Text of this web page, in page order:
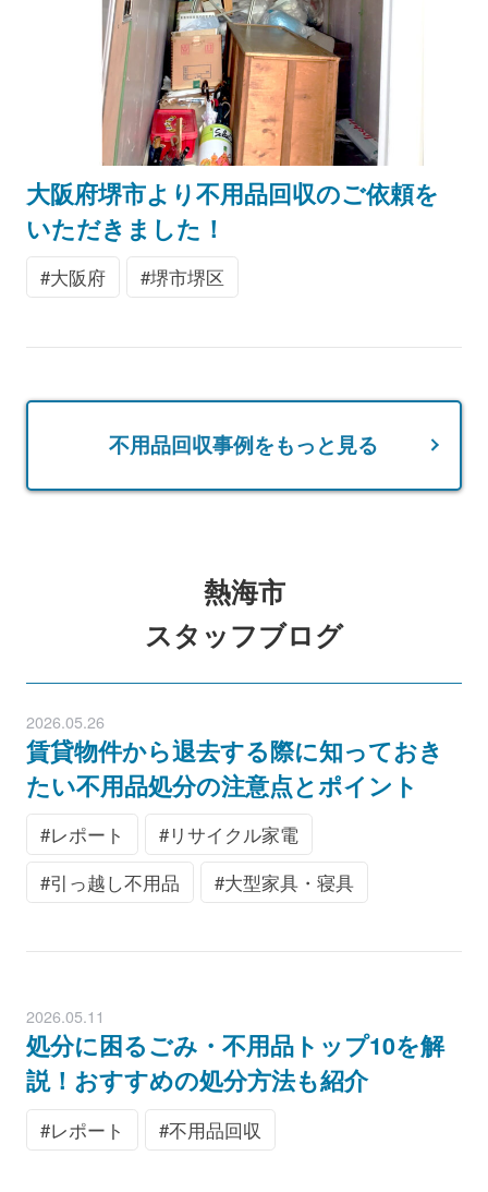
大阪府堺市より不用品回収のご依頼を
いただきました！
大阪府 堺市堺区
不用品回収事例をもっと見る
熱海市
スタッフブログ
2026.05.26
賃貸物件から退去する際に知っておき
たい不用品処分の注意点とポイント
レポート
リサイクル家電
引っ越し不用品
大型家具・寝具
2026.05.11
処分に困るごみ・不用品トップ10を解
説！おすすめの処分方法も紹介
レポート 不用品回収